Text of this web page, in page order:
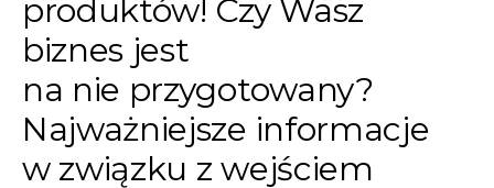
produktów! Czy Wasz
biznes jest
na nie przygotowany?
Najważniejsze informacje
w związku z wejściem